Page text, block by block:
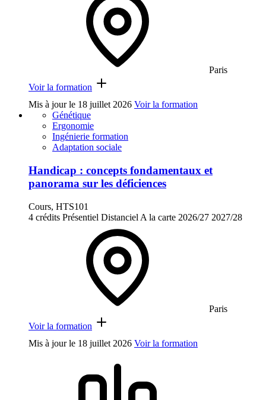
Paris
Voir la formation
Mis à jour le 18 juillet 2026 Voir la formation
Génétique
Ergonomie
Ingénierie formation
Adaptation sociale
Handicap : concepts fondamentaux et
panorama sur les déficiences
Cours, HTS101
4 crédits Présentiel Distanciel A la carte 2026/27 2027/28
Paris
Voir la formation
Mis à jour le 18 juillet 2026 Voir la formation